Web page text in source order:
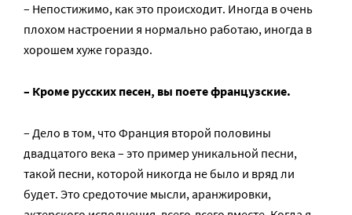
– Непостижимо, как это происходит. Иногда в очень
плохом настроении я нормально работаю, иногда в
хорошем хуже гораздо.
– Кроме русских песен, вы поете французские.
– Дело в том, что Франция второй половины
двадцатого века – это пример уникальной песни,
такой песни, которой никогда не было и вряд ли
будет. Это средоточие мысли, аранжировки,